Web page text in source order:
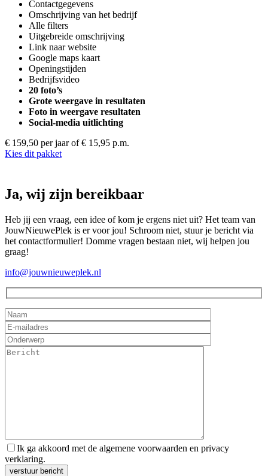
Contactgegevens
Omschrijving van het bedrijf
Alle filters
Uitgebreide omschrijving
Link naar website
Google maps kaart
Openingstijden
Bedrijfsvideo
20 foto’s
Grote weergave in resultaten
Foto in weergave resultaten
Social-media uitlichting
€ 159,50 per jaar of € 15,95 p.m.
Kies dit pakket
Ja, wij zijn bereikbaar
Heb jij een vraag, een idee of kom je ergens niet uit? Het team van
JouwNieuwePlek is er voor jou! Schroom niet, stuur je bericht via
het contactformulier! Domme vragen bestaan niet, wij helpen jou
graag!
info@jouwnieuweplek.nl
Ik ga akkoord met de algemene voorwaarden en privacy
verklaring.
Gelieve dit veld leeg te laten.